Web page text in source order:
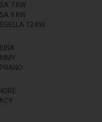
7 KW
9 KW
12 KW